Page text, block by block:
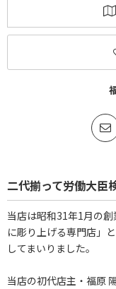
二代揃って労働大臣
当店は昭和31年1月の
に彫り上げる専門店」
してまいりました。
当店の初代店主・福原